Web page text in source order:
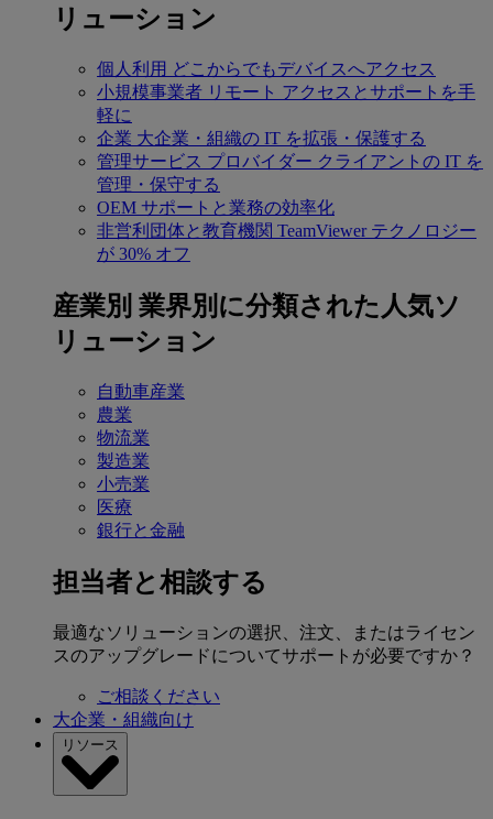
リューション
個人利用 どこからでもデバイスへアクセス
小規模事業者 リモート アクセスとサポートを手
軽に
企業 大企業・組織の IT を拡張・保護する
管理サービス プロバイダー クライアントの IT を
管理・保守する
OEM サポートと業務の効率化
非営利団体と教育機関 TeamViewer テクノロジー
が 30% オフ
産業別 業界別に分類された人気ソ
リューション
自動車産業
農業
物流業
製造業
小売業
医療
銀行と金融
担当者と相談する
最適なソリューションの選択、注文、またはライセン
スのアップグレードについてサポートが必要ですか？
ご相談ください
大企業・組織向け
リソース